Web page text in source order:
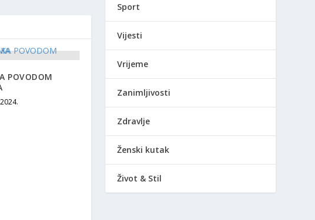
POVODOM
Sport
Vijesti
Vrijeme
Zanimljivosti
Zdravlje
Ženski kutak
Život & Stil